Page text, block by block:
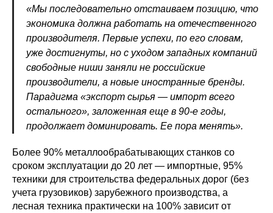
«Мы последовательно отстаиваем позицию, что
экономика должна работать на отечественного
производителя. Первые успехи, по его словам,
уже достигнуты, но с уходом западных компаний
свободные ниши заняли не российские
производители, а новые иностранные бренды.
Парадигма «экспорт сырья — импорт всего
остального», заложенная еще в 90-е годы,
продолжает доминировать. Ее пора менять».
Более 90% металлообрабатывающих станков со
сроком эксплуатации до 20 лет — импортные, 95%
техники для строительства федеральных дорог (без
учета грузовиков) зарубежного производства, а
лесная техника практически на 100% зависит от